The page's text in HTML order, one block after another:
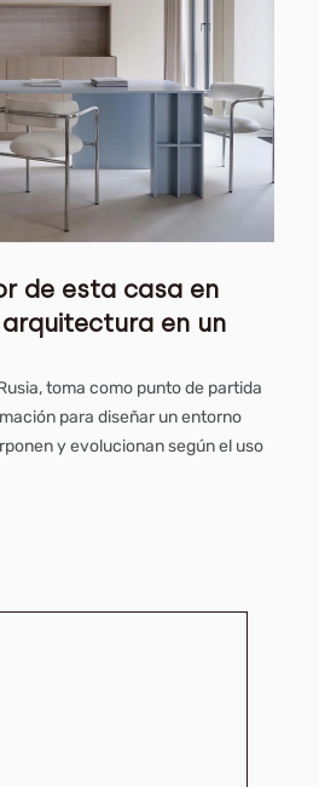
de esta casa en
en un
toma como punto de partida
para diseñar un entorno
y evolucionan según el uso